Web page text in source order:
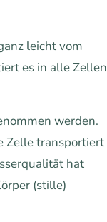
leicht vom
es in alle Zellen
werden.
Zelle transportiert
hat
(stille)